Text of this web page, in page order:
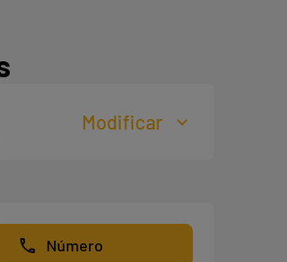
Modificar
Número